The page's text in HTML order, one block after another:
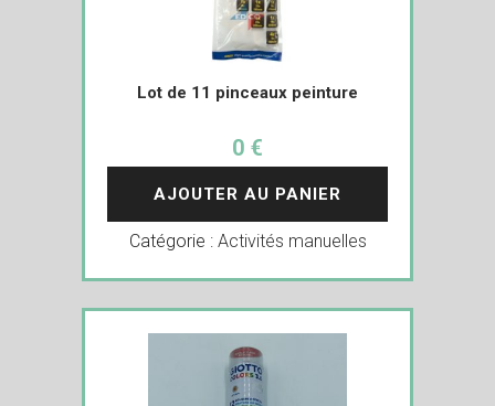
Lot de 11 pinceaux peinture
0 €
AJOUTER AU PANIER
Catégorie : Activités manuelles